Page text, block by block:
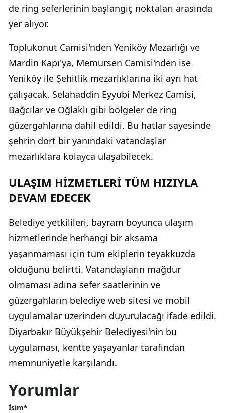
de ring seferlerinin başlangıç noktaları arasında
yer alıyor.
Toplukonut Camisi'nden Yeniköy Mezarlığı ve
Mardin Kapı'ya, Memursen Camisi'nden ise
Yeniköy ile Şehitlik mezarlıklarına iki ayrı hat
çalışacak. Selahaddin Eyyubi Merkez Camisi,
Bağcılar ve Oğlaklı gibi bölgeler de ring
güzergahlarına dahil edildi. Bu hatlar sayesinde
şehrin dört bir yanındaki vatandaşlar
mezarlıklara kolayca ulaşabilecek.
ULAŞIM HİZMETLERİ TÜM HIZIYLA
DEVAM EDECEK
Belediye yetkilileri, bayram boyunca ulaşım
hizmetlerinde herhangi bir aksama
yaşanmaması için tüm ekiplerin teyakkuzda
olduğunu belirtti. Vatandaşların mağdur
olmaması adına sefer saatlerinin ve
güzergahların belediye web sitesi ve mobil
uygulamalar üzerinden duyurulacağı ifade edildi.
Diyarbakır Büyükşehir Belediyesi'nin bu
uygulaması, kentte yaşayanlar tarafından
memnuniyetle karşılandı.
Yorumlar
İsim*